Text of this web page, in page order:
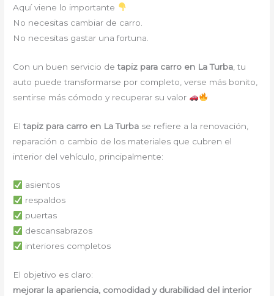
Aquí viene lo importante
No necesitas cambiar de carro.
No necesitas gastar una fortuna.
Con un buen servicio detapiz para carro en La Turba , tu
auto puede transformarse por completo, verse más bonito,
sentirse más cómodo y recuperar su valor
Eltapiz para carro en La Turba se refiere a la renovación,
reparación o cambio de los materiales que cubren el
interior del vehículo, principalmente:
asientos
respaldos
puertas
descansabrazos
interiores completos
El objetivo es claro:
mejorar la apariencia, comodidad y durabilidad del interior